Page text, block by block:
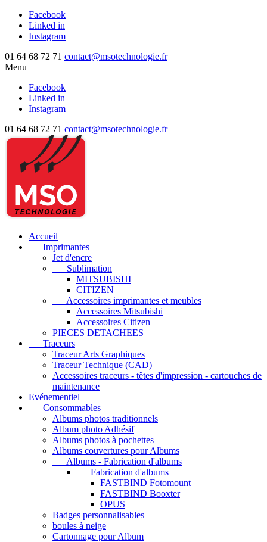
Facebook
Linked in
Instagram
01 64 68 72 71 contact@msotechnologie.fr
Menu
Facebook
Linked in
Instagram
01 64 68 72 71 contact@msotechnologie.fr
Accueil
Imprimantes
Jet d'encre
Sublimation
MITSUBISHI
CITIZEN
Accessoires imprimantes et meubles
Accessoires Mitsubishi
Accessoires Citizen
PIECES DETACHEES
Traceurs
Traceur Arts Graphiques
Traceur Technique (CAD)
Accessoires traceurs - têtes d'impression - cartouches de
maintenance
Evénementiel
Consommables
Albums photos traditionnels
Album photo Adhésif
Albums photos à pochettes
Albums couvertures pour Albums
Albums - Fabrication d'albums
Fabrication d'albums
FASTBIND Fotomount
FASTBIND Booxter
OPUS
Badges personnalisables
boules à neige
Cartonnage pour Album